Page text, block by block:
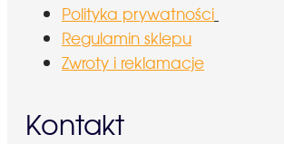
Polityka prywatności
Regulamin sklepu
Zwroty i reklamacje
Kontakt